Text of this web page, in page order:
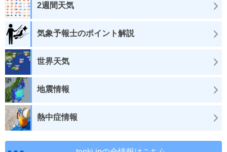
2週間天気
気象予報士のポイント解説
世界天気
地震情報
熱中症情報